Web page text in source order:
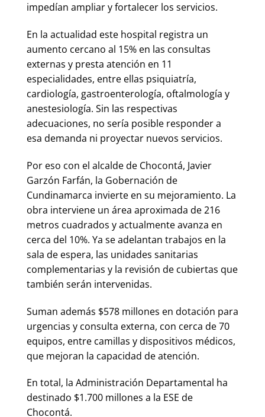
impedían ampliar y fortalecer los servicios.
En la actualidad este hospital registra un
aumento cercano al 15% en las consultas
externas y presta atención en 11
especialidades, entre ellas psiquiatría,
cardiología, gastroenterología, oftalmología y
anestesiología. Sin las respectivas
adecuaciones, no sería posible responder a
esa demanda ni proyectar nuevos servicios.
Por eso con el alcalde de Chocontá, Javier
Garzón Farfán, la Gobernación de
Cundinamarca invierte en su mejoramiento. La
obra interviene un área aproximada de 216
metros cuadrados y actualmente avanza en
cerca del 10%. Ya se adelantan trabajos en la
sala de espera, las unidades sanitarias
complementarias y la revisión de cubiertas que
también serán intervenidas.
Suman además $578 millones en dotación para
urgencias y consulta externa, con cerca de 70
equipos, entre camillas y dispositivos médicos,
que mejoran la capacidad de atención.
En total, la Administración Departamental ha
destinado $1.700 millones a la ESE de
Chocontá.